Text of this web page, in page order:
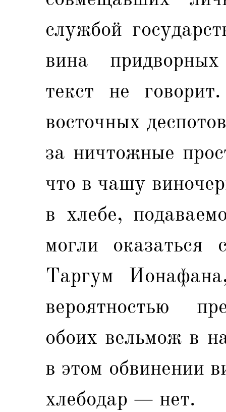
службой
вина
текст не
восточных
за ничтожные
что в чашу
в хлебе,
могли
Таргум
вероятностью
обоих вельмож в
в этом обвинении
хлебодар — нет.